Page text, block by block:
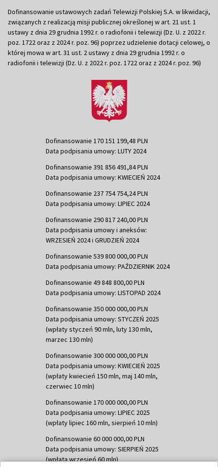
Dofinansowanie ustawowych zadań Telewizji Polskiej S.A. w likwidacji,
związanych z realizacją misji publicznej określonej w art. 21 ust. 1
ustawy z dnia 29 grudnia 1992 r. o radiofonii i telewizji (Dz. U. z 2022 r.
poz. 1722 oraz z 2024 r. poz. 96) poprzez udzielenie dotacji celowej, o
której mowa w art. 31 ust. 2 ustawy z dnia 29 grudnia 1992 r. o
radiofonii i telewizji (Dz. U. z 2022 r. poz. 1722 oraz z 2024 r. poz. 96)
Dofinansowanie 170 151 199,48 PLN
Data podpisania umowy: LUTY 2024
Dofinansowanie 391 856 491,84 PLN
Data podpisania umowy: KWIECIEŃ 2024
Dofinansowanie 237 754 754,24 PLN
Data podpisania umowy: LIPIEC 2024
Dofinansowanie 290 817 240,00 PLN
Data podpisania umowy i aneksów:
WRZESIEŃ 2024 i GRUDZIEŃ 2024
Dofinansowanie 539 800 000,00 PLN
Data podpisania umowy: PAŹDZIERNIK 2024
Dofinansowanie 49 848 800,00 PLN
Data podpisania umowy: LISTOPAD 2024
Dofinansowanie 350 000 000,00 PLN
Data podpisania umowy: STYCZEŃ 2025
(wpłaty styczeń 90 mln, luty 130 mln,
marzec 130 mln)
Dofinansowanie 300 000 000,00 PLN
Data podpisania umowy: KWIECIEŃ 2025
(wpłaty kwiecień 150 mln, maj 140 mln,
czerwiec 10 mln)
Dofinansowanie 170 000 000,00 PLN
Data podpisania umowy: LIPIEC 2025
(wpłaty lipiec 160 mln, sierpień 10 mln)
Dofinansowanie 60 000 000,00 PLN
Data podpisania umowy: SIERPIEŃ 2025
(wpłata wrzesień 60 mln)